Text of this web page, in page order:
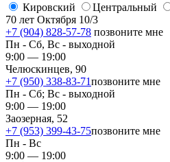
Кировский
​Центральный
70 лет Октября 10/3
+7 (904) 828-57-78 позвоните мне
Пн - Сб, Вс - выходной
9:00 — 19:00
Челюскинцев, 90
+7 (950) 338-83-71позвоните мне
Пн - Сб; Вс - выходной
9:00 — 19:00
Заозерная, 52
+7 (953) 399-43-75позвоните мне
Пн - Вс
9:00 — 19:00